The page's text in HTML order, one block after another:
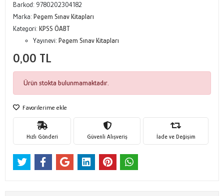
Barkod: 9780202304182
Marka: Pegem Sınav Kitapları
Kategori: KPSS ÖABT
Yayınevi: Pegem Sınav Kitapları
0,00 TL
Ürün stokta bulunmamaktadır.
Favorilerime ekle
Hızlı Gönderi Güvenli Alışveriş İade ve Değişim